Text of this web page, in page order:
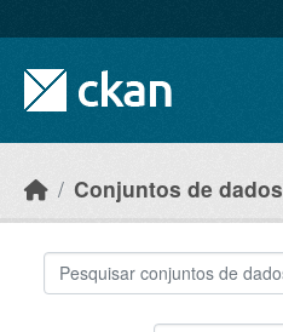
Conjuntos de dados